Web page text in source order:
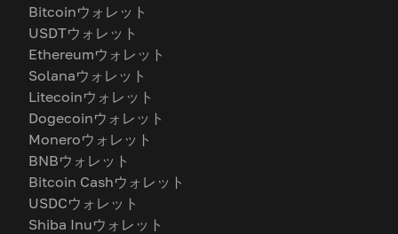
Bitcoinウォレット
USDTウォレット
Ethereumウォレット
Solanaウォレット
Litecoinウォレット
Dogecoinウォレット
Moneroウォレット
BNBウォレット
Bitcoin Cashウォレット
USDCウォレット
Shiba Inuウォレット